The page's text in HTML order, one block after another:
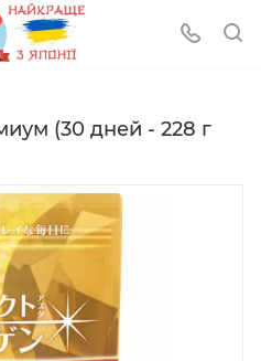
(30 дней - 228 г